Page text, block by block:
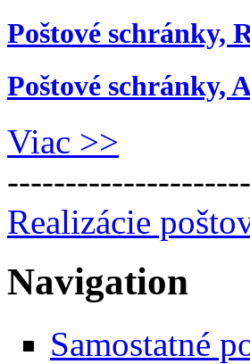
Poštové schránky,
Poštové schránky,
Viac >>
Realizácie
Navigation
Samostatné